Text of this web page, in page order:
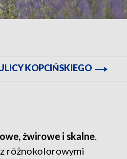
KOPCIŃSKIEGO
żwirowe i skalne.
różnokolorowymi